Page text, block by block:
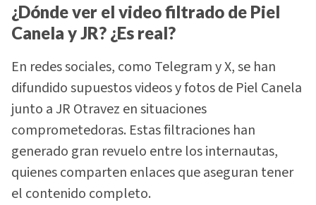
¿Dónde ver el video filtrado de Piel
Canela y JR? ¿Es real?
En redes sociales, como Telegram y X, se han
difundido supuestos videos y fotos de Piel Canela
junto a JR Otravez en situaciones
comprometedoras. Estas filtraciones han
generado gran revuelo entre los internautas,
quienes comparten enlaces que aseguran tener
el contenido completo.